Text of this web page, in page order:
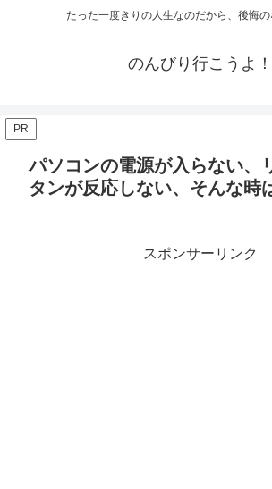
たった一度きりの人生なのだから、後悔の
のんびり行こうよ！
PR
パソコンの電源が入らない、
タンが反応しない、そんな時
スポンサーリンク